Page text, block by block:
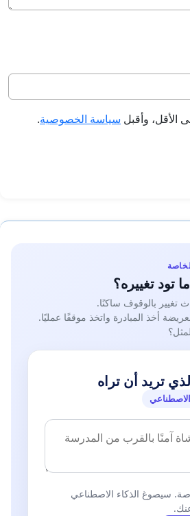
سياسة الخصوصية.
تود تغييره؟
تغيير بالوقوف ساكنًا.
أخذ المبادرة واتخذ موقفًا عمليًا.
تريد أن تراه
سيصوغ الذكاء الاصطناعي